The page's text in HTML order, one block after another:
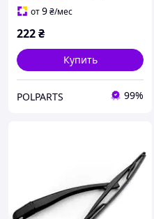
от9₴/мес
222₴
Купить
POLPARTS 99%